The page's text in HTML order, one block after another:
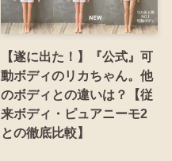
【遂に出た！】『公式』可
動ボディのリカちゃん。他
のボディとの違いは？【従
来ボディ・ピュアニーモ2
との徹底比較】